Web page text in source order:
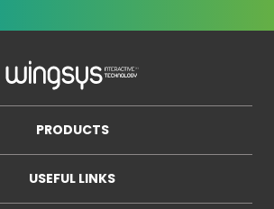
PRODUCTS
USEFUL LINKS